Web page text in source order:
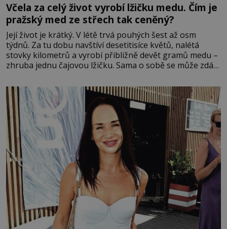
Včela za celý život vyrobí lžičku medu. Čím je
pražský med ze střech tak ceněný?
Její život je krátký. V létě trvá pouhých šest až osm
týdnů. Za tu dobu navštíví desetitisíce květů, nalétá
stovky kilometrů a vyrobí přibližně devět gramů medu –
zhruba jednu čajovou lžičku. Sama o sobě se může zdát
tisíc příslušnic svého včelstva, vznikne jeden z
nejdokonalejších organismů